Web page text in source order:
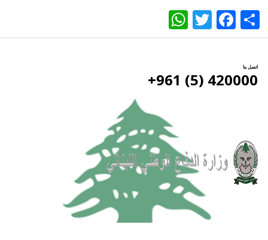
Share
Facebook
Twitter
اتصل بنا
420000 (5) 961+